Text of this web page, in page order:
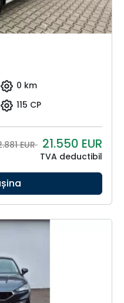
0 km
115 CP
EUR 21.550 EUR
TVA deductibil